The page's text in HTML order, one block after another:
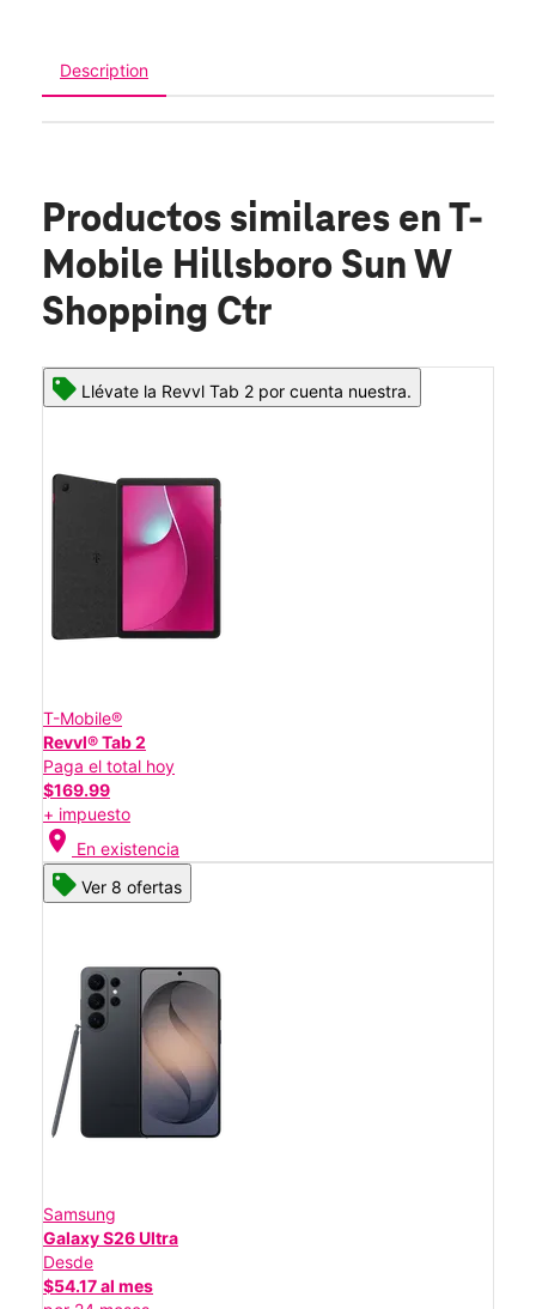
Description
Productos similares en T-
Mobile Hillsboro Sun W
Shopping Ctr
Llévate la Revvl Tab 2 por cuenta nuestra.
T-Mobile®
Revvl® Tab 2
Paga el total hoy
$169.99
+ impuesto
location_on En existencia
Ver 8 ofertas
Samsung
Galaxy S26 Ultra
Desde
$54.17 al mes